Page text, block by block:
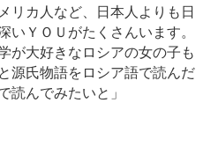
リカ人など、日本人よりも日
いＹＯＵがたくさんいます。
が大好きなロシアの女の子も
源氏物語をロシア語で読んだ
読んでみたいと」